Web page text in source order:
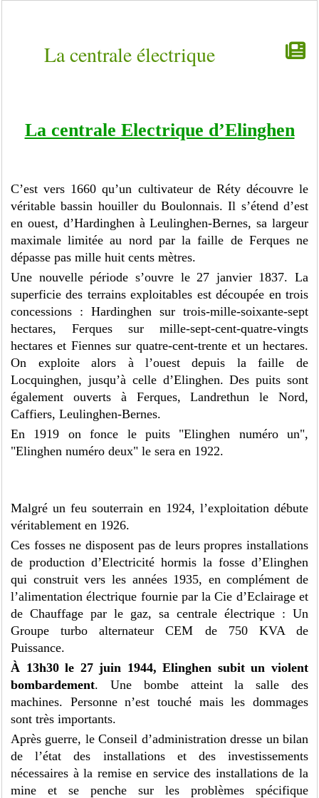
La centrale électrique
La centrale Electrique d’Elinghen
C’est vers 1660 qu’un cultivateur de Réty découvre le
véritable bassin houiller du Boulonnais. Il s’étend d’est
en ouest, d’Hardinghen à Leulinghen-Bernes, sa largeur
maximale limitée au nord par la faille de Ferques ne
dépasse pas mille huit cents mètres.
Une nouvelle période s’ouvre le 27 janvier 1837. La
superficie des terrains exploitables est découpée en trois
concessions : Hardinghen sur trois-mille-soixante-sept
hectares, Ferques sur mille-sept-cent-quatre-vingts
hectares et Fiennes sur quatre-cent-trente et un hectares.
On exploite alors à l’ouest depuis la faille de
Locquinghen, jusqu’à celle d’Elinghen. Des puits sont
également ouverts à Ferques, Landrethun le Nord,
Caffiers, Leulinghen-Bernes.
En 1919 on fonce le puits "Elinghen numéro un",
"Elinghen numéro deux" le sera en 1922.
Malgré un feu souterrain en 1924, l’exploitation débute
véritablement en 1926.
Ces fosses ne disposent pas de leurs propres installations
de production d’Electricité hormis la fosse d’Elinghen
qui construit vers les années 1935, en complément de
l’alimentation électrique fournie par la Cie d’Eclairage et
de Chauffage par le gaz, sa centrale électrique : Un
Groupe turbo alternateur CEM de 750 KVA de
Puissance.
À 13h30 le 27 juin 1944, Elinghen subit un violent
bombardement. Une bombe atteint la salle des
machines. Personne n’est touché mais les dommages
sont très importants.
Après guerre, le Conseil d’administration dresse un bilan
de l’état des installations et des investissements
nécessaires à la remise en service des installations de la
mine et se penche sur les problèmes spécifique